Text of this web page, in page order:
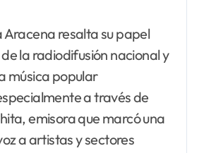
Aracena resalta su papel
la radiodifusión nacional y
música popular
a través de
emisora que marcó una
a artistas y sectores